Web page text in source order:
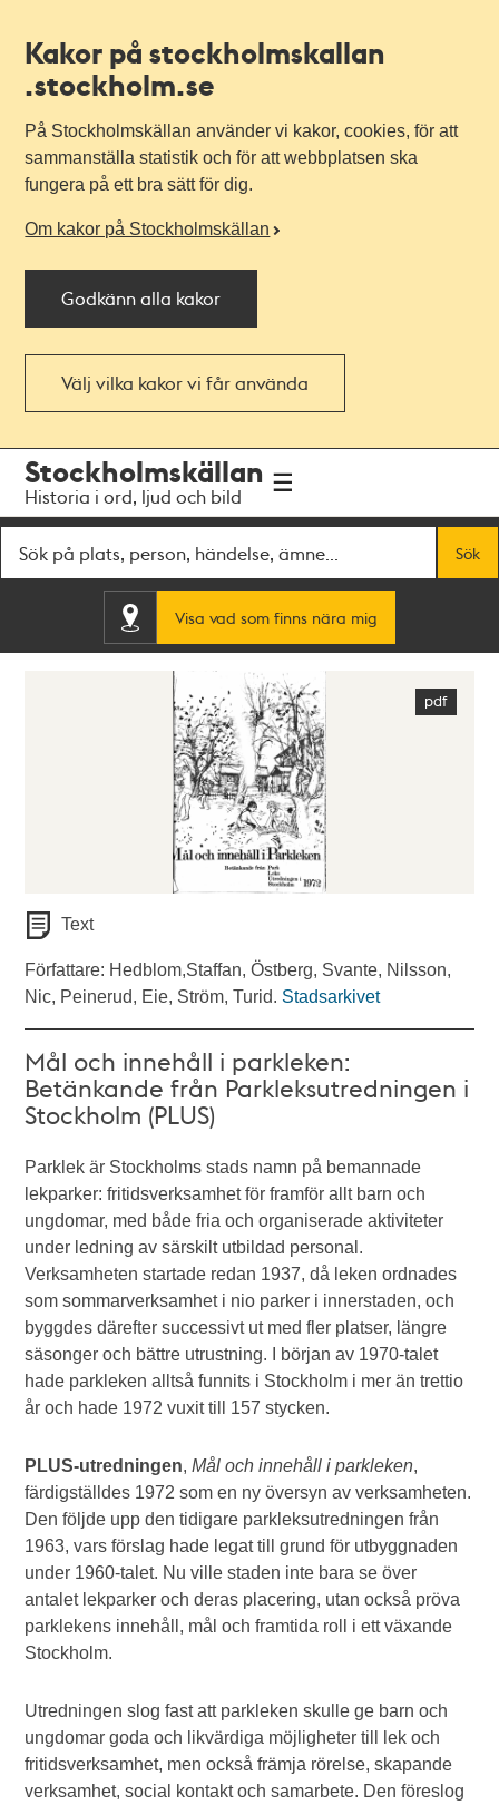
Kakor på stockholmskallan
.stockholm.se
På Stockholmskällan använder vi kakor, cookies, för att
sammanställa statistik och för att webbplatsen ska
fungera på ett bra sätt för dig.
Om kakor på Stockholmskällan
Godkänn alla kakor
Välj vilka kakor vi får använda
navigationen
huvudinnehållet
Stockholmskällan
Historia i ord, ljud och bild
Sök
Visa vad som finns nära mig
Text
Författare: Hedblom,Staffan, Östberg, Svante, Nilsson,
Nic, Peinerud, Eie, Ström, Turid. Stadsarkivet
Mål och innehåll i parkleken:
Betänkande från Parkleksutredningen i
Stockholm (PLUS)
Parklek är Stockholms stads namn på bemannade
lekparker: fritidsverksamhet för framför allt barn och
ungdomar, med både fria och organiserade aktiviteter
under ledning av särskilt utbildad personal.
Verksamheten startade redan 1937, då leken ordnades
som sommarverksamhet i nio parker i innerstaden, och
byggdes därefter successivt ut med fler platser, längre
säsonger och bättre utrustning. I början av 1970-talet
hade parkleken alltså funnits i Stockholm i mer än trettio
år och hade 1972 vuxit till 157 stycken.
PLUS-utredningen,Mål och innehåll i parkleken,
färdigställdes 1972 som en ny översyn av verksamheten.
Den följde upp den tidigare parkleksutredningen från
1963, vars förslag hade legat till grund för utbyggnaden
under 1960-talet. Nu ville staden inte bara se över
antalet lekparker och deras placering, utan också pröva
parklekens innehåll, mål och framtida roll i ett växande
Stockholm.
Utredningen slog fast att parkleken skulle ge barn och
ungdomar goda och likvärdiga möjligheter till lek och
fritidsverksamhet, men också främja rörelse, skapande
verksamhet, social kontakt och samarbete. Den föreslog